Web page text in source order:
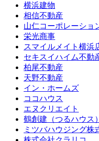
横浜建物
相信不動産
山仁コーポレーショ
栄光商事
スマイルメイト横浜
セキスイハイム不動
柏尾不動産
天野不動産
イン・ホームズ
ココハウス
エヌクリエイト
鶴創建（つるハウス）
ミツバハウジング株